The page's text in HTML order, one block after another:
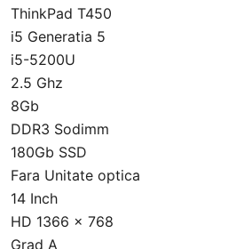
ThinkPad T450
i5 Generatia 5
i5-5200U
2.5 Ghz
8Gb
DDR3 Sodimm
180Gb SSD
Fara Unitate optica
14 Inch
HD 1366 x 768
Grad A